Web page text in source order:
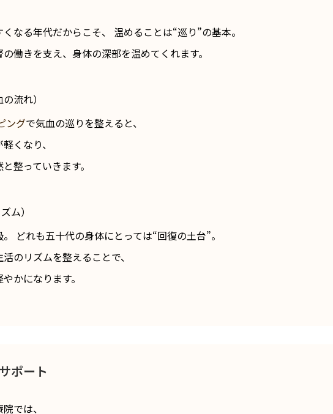
なる年代だからこそ、 温めることは“巡り”の基本。
の働きを支え、身体の深部を温めてくれます。
の流れ）
ングで気血の巡りを整えると、
くなり、
整っていきます。
ム）
どれも五十代の身体にとっては“回復の土台”。
のリズムを整えることで、
かになります。
ポート
では、